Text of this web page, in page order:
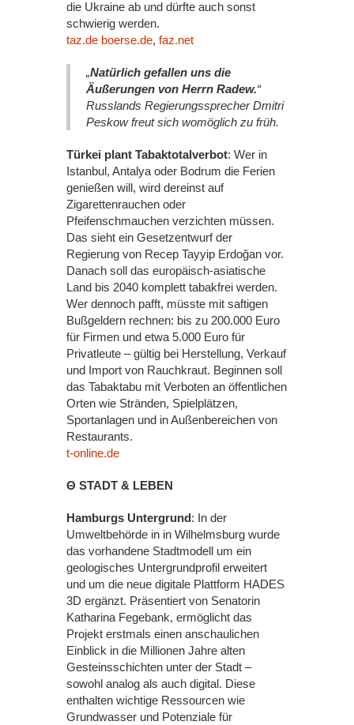
die Ukraine ab und dürfte auch sonst
schwierig werden.
taz.de boerse.de, faz.net
„Natürlich gefallen uns die
Äußerungen von Herrn Radew.“
Russlands Regierungssprecher Dmitri
Peskow freut sich womöglich zu früh.
Türkei plant Tabaktotalverbot: Wer in
Istanbul, Antalya oder Bodrum die Ferien
genießen will, wird dereinst auf
Zigarettenrauchen oder
Pfeifenschmauchen verzichten müssen.
Das sieht ein Gesetzentwurf der
Regierung von Recep Tayyip Erdoğan vor.
Danach soll das europäisch-asiatische
Land bis 2040 komplett tabakfrei werden.
Wer dennoch pafft, müsste mit saftigen
Bußgeldern rechnen: bis zu 200.000 Euro
für Firmen und etwa 5.000 Euro für
Privatleute – gültig bei Herstellung, Verkauf
und Import von Rauchkraut. Beginnen soll
das Tabaktabu mit Verboten an öffentlichen
Orten wie Stränden, Spielplätzen,
Sportanlagen und in Außenbereichen von
Restaurants.
t-online.de
Θ STADT & LEBEN
Hamburgs Untergrund: In der
Umweltbehörde in in Wilhelmsburg wurde
das vorhandene Stadtmodell um ein
geologisches Untergrundprofil erweitert
und um die neue digitale Plattform HADES
3D ergänzt. Präsentiert von Senatorin
Katharina Fegebank, ermöglicht das
Projekt erstmals einen anschaulichen
Einblick in die Millionen Jahre alten
Gesteinsschichten unter der Stadt –
sowohl analog als auch digital. Diese
enthalten wichtige Ressourcen wie
Grundwasser und Potenziale für